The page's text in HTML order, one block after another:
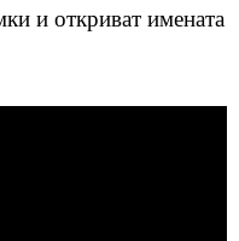
и откриват имената